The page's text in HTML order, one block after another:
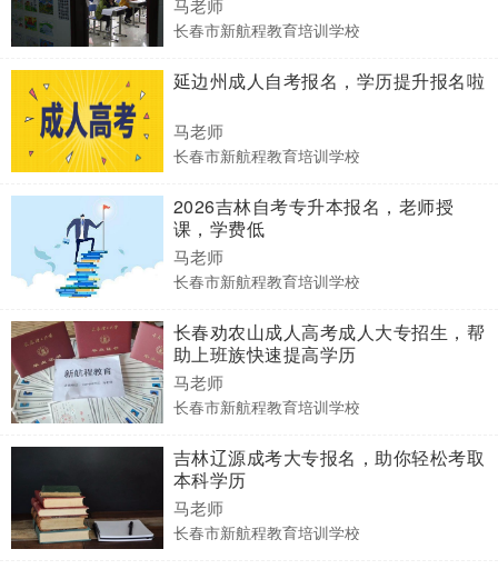
马老师
长春市新航程教育培训学校
延边州成人自考报名，学历提升报名啦
马老师
长春市新航程教育培训学校
2026吉林自考专升本报名，老师授
课，学费低
马老师
长春市新航程教育培训学校
长春劝农山成人高考成人大专招生，帮
助上班族快速提高学历
马老师
长春市新航程教育培训学校
吉林辽源成考大专报名，助你轻松考取
本科学历
马老师
长春市新航程教育培训学校